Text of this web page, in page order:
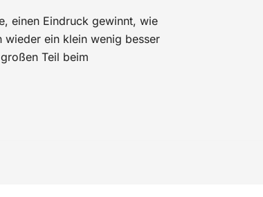
einen Eindruck gewinnt, wie
wieder ein klein wenig besser
Teil beim